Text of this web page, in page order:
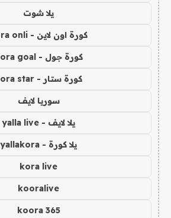
يلا شوت
كورة اون لاين - kora onli
كورة جول - kora goal
كورة ستار - kora star
سوريا لايف
يلا لايف - yalla live
يلا كورة - yallakora
kora live
kooralive
koora 365